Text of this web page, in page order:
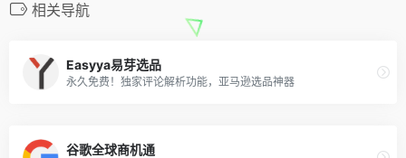
相关导航
Easyya易芽选品
永久免费！独家评论解析功能，亚马逊选品神器
谷歌全球商机通